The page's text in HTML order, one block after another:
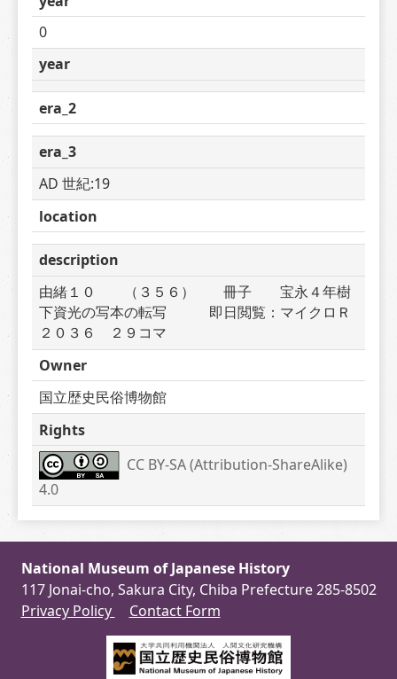
0
year
era_2
era_3
AD 世紀:19
location
description
由緒１０　　（３５６）　　冊子　　宝永４年樹
下資光の写本の転写　　　即日閲覧：マイクロＲ
２０３６　２９コマ
Owner
国立歴史民俗博物館
Rights
CC BY-SA (Attribution-ShareAlike)
4.0
National Museum of Japanese History
117 Jonai-cho, Sakura City, Chiba Prefecture 285-8502
Privacy Policy
Contact Form